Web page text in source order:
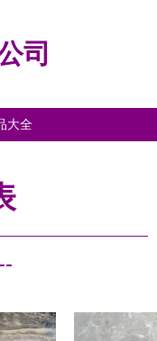
司
大全